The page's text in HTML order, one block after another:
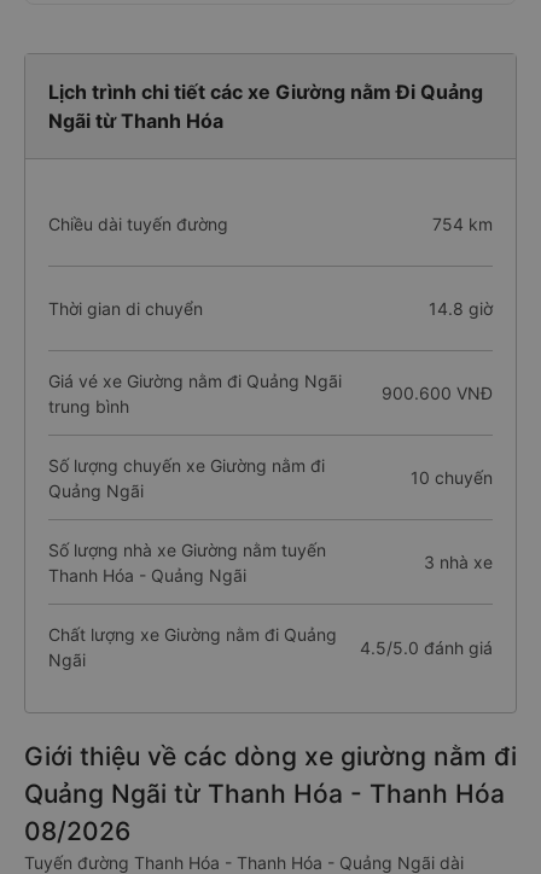
Lịch trình chi tiết các xe Giường nằm Đi Quảng
Ngãi từ Thanh Hóa
Chiều dài tuyến đường 754 km
Thời gian di chuyển 14.8 giờ
Giá vé xe Giường nằm đi Quảng Ngãi
trung bình
900.600 VNĐ
Số lượng chuyến xe Giường nằm đi
Quảng Ngãi
10 chuyến
Số lượng nhà xe Giường nằm tuyến
Thanh Hóa - Quảng Ngãi
3 nhà xe
Chất lượng xe Giường nằm đi Quảng
Ngãi
4.5/5.0 đánh giá
Giới thiệu về các dòng xe giường nằm đi
Quảng Ngãi từ Thanh Hóa - Thanh Hóa
08/2026
Tuyến đường Thanh Hóa - Thanh Hóa - Quảng Ngãi dài